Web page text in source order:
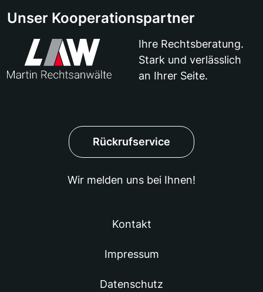
Unser Kooperationspartner
Martin Rechtsanwälte
Ihre Rechtsberatung.
Stark und verlässlich
an Ihrer Seite.
Rückrufservice
Wir melden uns bei Ihnen!
Kontakt
Impressum
Datenschutz